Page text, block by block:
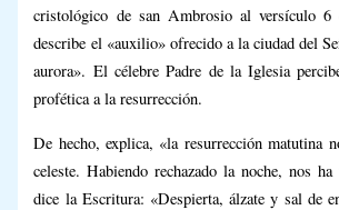
cristológico de san Ambrosio al versículo 6
describe el «auxilio» ofrecido a la ciudad del
aurora». El célebre Padre de la Iglesia
profética a la resurrección.
De hecho, explica, «la resurrección matutina
celeste. Habiendo rechazado la noche, nos
dice la Escritura: «Despierta, álzate y sal de